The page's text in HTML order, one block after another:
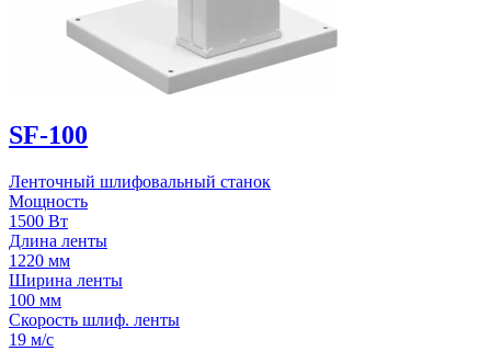
SF-100
Ленточный шлифовальный станок
Мощность
1500 Вт
Длина ленты
1220 мм
Ширина ленты
100 мм
Скорость шлиф. ленты
19 м/с